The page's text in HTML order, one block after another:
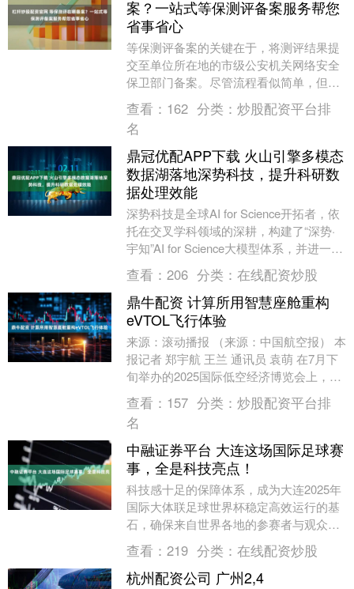
案？一站式等保测评备案服务帮您
省事省心
等保测评备案的关键在于，将测评结果提
交至单位所在地的市级公安机关网络安全
保卫部门备案。尽管流程看似简单，但许
多企业在实际操作中面临重重疑惑，尤其
是金融、医疗和互....
查看： 162 分类： 炒股配资平台排
名
鼎冠优配APP下载 火山引擎多模态
数据湖落地深势科技，提升科研数
据处理效能
深势科技是全球AI for Science开拓者，依
托在交叉学科领域的深耕，构建了“深势·
宇知”AI for Science大模型体系，并进一步
解决科学研究和工....
查看： 206 分类： 在线配资炒股
鼎牛配资 计算所用智慧座舱重构
eVTOL飞行体验
来源：滚动播报 （来源：中国航空报） 本
报记者 郑宇航 王兰 通讯员 袁萌 在7月下
旬举办的2025国际低空经济博览会上，中
国航空工业集团计算所携百余件产品重
磅....
查看： 157 分类： 炒股配资平台排
名
中融证券平台 大连这场国际足球赛
事，全是科技亮点！
科技感十足的保障体系，成为大连2025年
国际大体联足球世界杯稳定高效运行的基
石，确保来自世界各地的参赛者与观众获
得更优质的体验与服务。 为实现赛事全过
程的高质量....
查看： 219 分类： 在线配资炒股
杭州配资公司 广州2,4